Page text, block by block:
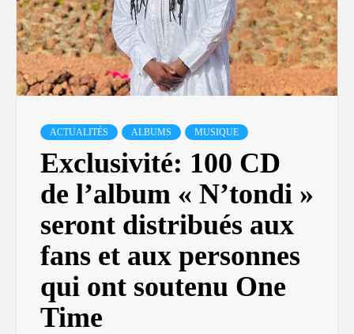
ACTUALITÉS ALBUMS MUSIQUE
Exclusivité: 100 CD
de l’album « N’tondi »
seront distribués aux
fans et aux personnes
qui ont soutenu One
Time